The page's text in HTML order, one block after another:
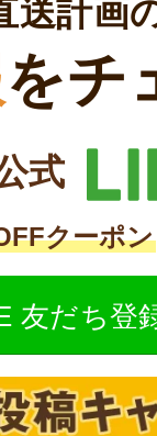
送計画
をチ
式
クーポン
友だち登